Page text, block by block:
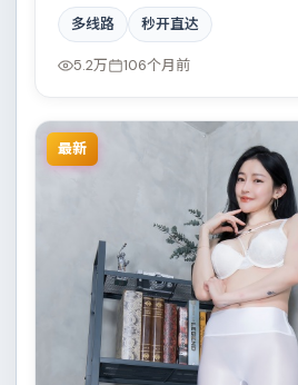
的爱情作品。故事主要发生在意大
事故牵出陈年秘辛。影片在视听语
突破，适合喜欢深度叙事的观众。
多线路 秒开直达
5.2万 106个月前
最新